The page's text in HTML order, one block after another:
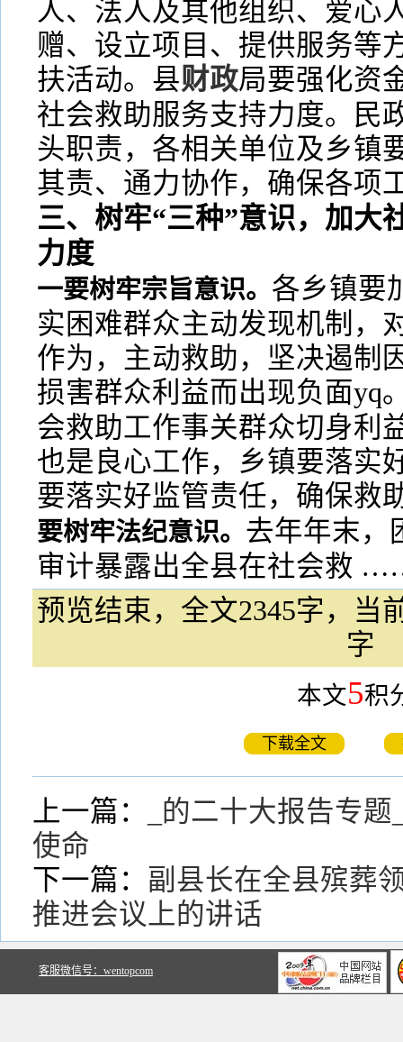
人、法人及其他组织、爱心
赠、设立项目、提供服务等
扶活动。县财政局要强化资
社会救助服务支持力度。民
头职责，各相关单位及乡镇
其责、通力协作，确保各项
三、树牢“三种”意识，加大
力度
一要树牢宗旨意识。 各乡镇要
实困难群众主动发现机制，
作为，主动救助，坚决遏制
损害群众利益而出现负面yq
会救助工作事关群众切身利
也是良心工作，乡镇要落实
要落实好监管责任，确保救
要树牢法纪意识。 去年年末，
审计暴露出全县在社会救
预览结束，全文2345字，当
字
本文5积
下载全文
上一篇：
_的二十大报告专
使命
下一篇： 副县长在全县殡葬
推进会议上的讲话
客服微信号：wentopcom